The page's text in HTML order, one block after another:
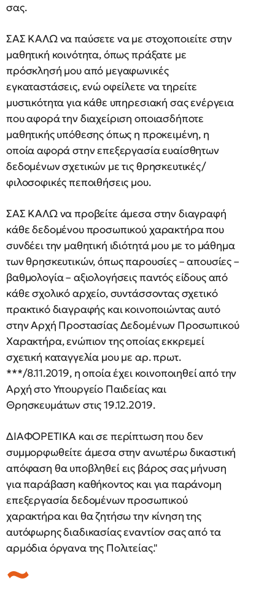
σας.
ΣΑΣ ΚΑΛΩ να παύσετε να με στοχοποιείτε στην
μαθητική κοινότητα, όπως πράξατε με
πρόσκλησή μου από μεγαφωνικές
εγκαταστάσεις, ενώ οφείλετε να τηρείτε
μυστικότητα για κάθε υπηρεσιακή σας ενέργεια
που αφορά την διαχείριση οποιασδήποτε
μαθητικής υπόθεσης όπως η προκειμένη, η
οποία αφορά στην επεξεργασία ευαίσθητων
δεδομένων σχετικών με τις θρησκευτικές/
φιλοσοφικές πεποιθήσεις μου.
ΣΑΣ ΚΑΛΩ να προβείτε άμεσα στην διαγραφή
κάθε δεδομένου προσωπικού χαρακτήρα που
συνδέει την μαθητική ιδιότητά μου με το μάθημα
των θρησκευτικών, όπως παρουσίες – απουσίες –
βαθμολογία – αξιολογήσεις παντός είδους από
κάθε σχολικό αρχείο, συντάσσοντας σχετικό
πρακτικό διαγραφής και κοινοποιώντας αυτό
στην Αρχή Προστασίας Δεδομένων Προσωπικού
Χαρακτήρα, ενώπιον της οποίας εκκρεμεί
σχετική καταγγελία μου με αρ. πρωτ.
***/8.11.2019, η οποία έχει κοινοποιηθεί από την
Αρχή στο Υπουργείο Παιδείας και
Θρησκευμάτων στις 19.12.2019.
ΔΙΑΦΟΡΕΤΙΚΑ και σε περίπτωση που δεν
συμμορφωθείτε άμεσα στην ανωτέρω δικαστική
απόφαση θα υποβληθεί εις βάρος σας μήνυση
για παράβαση καθήκοντος και για παράνομη
επεξεργασία δεδομένων προσωπικού
χαρακτήρα και θα ζητήσω την κίνηση της
αυτόφωρης διαδικασίας εναντίον σας από τα
αρμόδια όργανα της Πολιτείας."